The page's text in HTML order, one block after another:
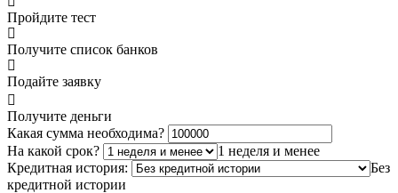
Пройдите тест
Получите список банков
Подайте заявку
Получите деньги
Какая сумма необходима?
На какой срок?
1 неделя и менее
Кредитная история:
Без
кредитной истории